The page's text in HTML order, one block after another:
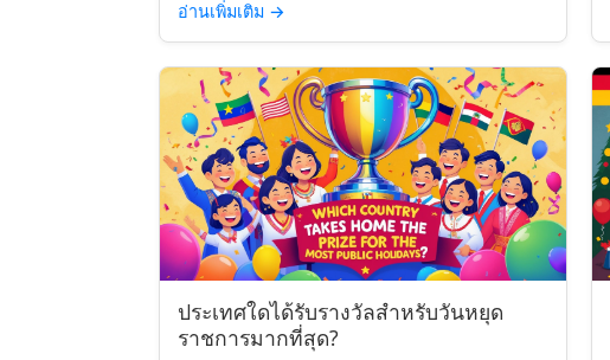
อ่านเพิ่มเติม →
ประเทศใดได้รับรางวัลสำหรับวันหยุด
ราชการมากที่สุด?